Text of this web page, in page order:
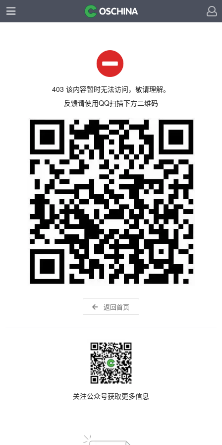
403 该内容暂时无法访问，敬请理解。
反馈请使用QQ扫描下方二维码
返回首页
关注公众号获取更多信息